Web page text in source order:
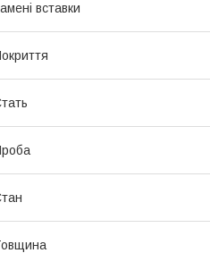
вставки